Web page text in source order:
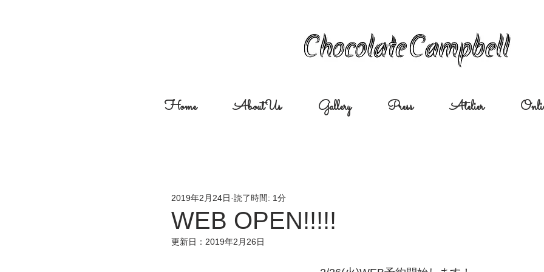
Home AboutUs Gallery Press Atelier
WEB OPEN!!!!!
2019年2月24日 読了時間: 1分
更新日： 2019年2月26日